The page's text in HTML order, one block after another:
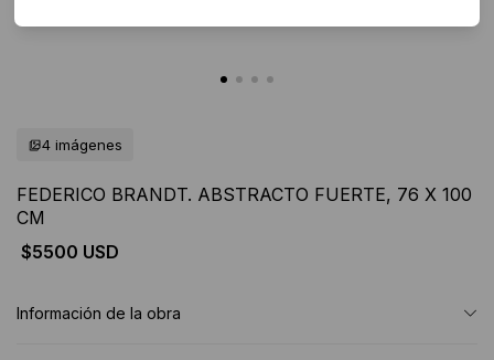
4 imágenes
FEDERICO BRANDT. ABSTRACTO FUERTE, 76 X 100
CM
$5500 USD
Información de la obra